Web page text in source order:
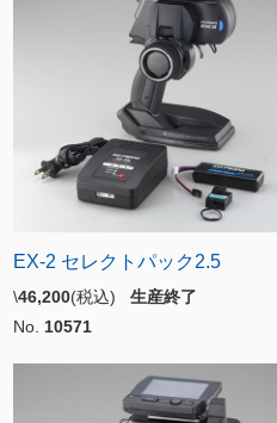
EX-2 セレクトパック2.5
\46,200(税込) 生産終了
No. 10571